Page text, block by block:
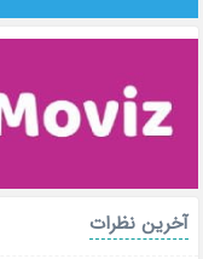
آخرین نظرات